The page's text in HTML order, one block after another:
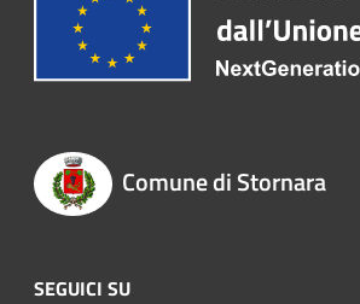
Comune di Stornara
SEGUICI SU